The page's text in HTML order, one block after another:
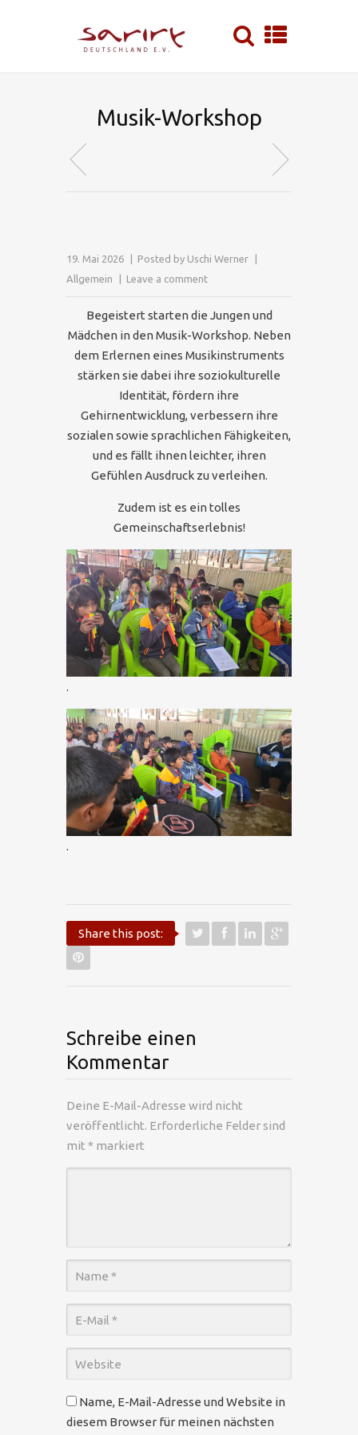
Musik-Workshop
19. Mai 2026 Posted by Uschi Werner
Allgemein
Leave a comment
Begeistert starten die Jungen und
Mädchen in den Musik-Workshop. Neben
dem Erlernen eines Musikinstruments
stärken sie dabei ihre soziokulturelle
Identität, fördern ihre
Gehirnentwicklung, verbessern ihre
sozialen sowie sprachlichen Fähigkeiten,
und es fällt ihnen leichter, ihren
Gefühlen Ausdruck zu verleihen.
Zudem ist es ein tolles
Gemeinschaftserlebnis!
.
.
Share this post:
Schreibe einen
Kommentar
Deine E-Mail-Adresse wird nicht
veröffentlicht. Erforderliche Felder sind
mit * markiert
Name, E-Mail-Adresse und Website in
diesem Browser für meinen nächsten